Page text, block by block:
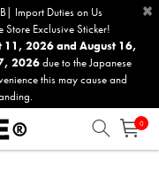
Import Duties on Us
Exclusive Sticker!
11, 2026 and August 16,
2026due to the Japanese
this may cause and
×
0